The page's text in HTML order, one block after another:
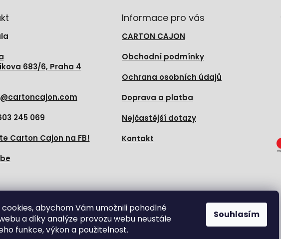
abychom Vám umožnili pohodlné
a díky analýze provozu webu neustále
funkce, výkon a použitelnost.
Souhlasím
683/6, Praha 4
@cartoncajon.com
245 069
Carton Cajon na FB!
Informace pro vás
CARTON CAJON
Obchodní podmínky
Ochrana osobních údajů
Doprava a platba
Nejčastější dotazy
Kontakt